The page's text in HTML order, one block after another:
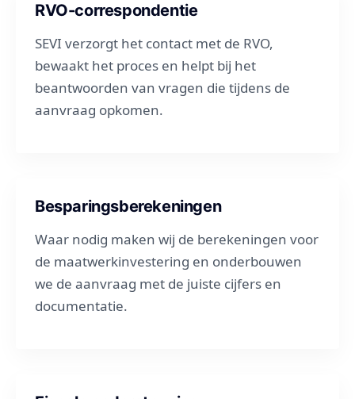
RVO-correspondentie
SEVI verzorgt het contact met de RVO,
bewaakt het proces en helpt bij het
beantwoorden van vragen die tijdens de
aanvraag opkomen.
Besparingsberekeningen
Waar nodig maken wij de berekeningen voor
de maatwerkinvestering en onderbouwen
we de aanvraag met de juiste cijfers en
documentatie.